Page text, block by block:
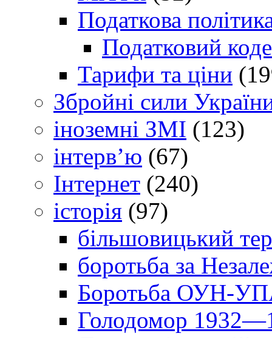
Податкова
Податковий
Тарифи та ціни
Збройні сили
іноземні ЗМІ (123)
інтерв’ю (67)
Інтернет (240)
історія (97)
більшовицький
боротьба за
Боротьба ОУН-УПА
Голодомор